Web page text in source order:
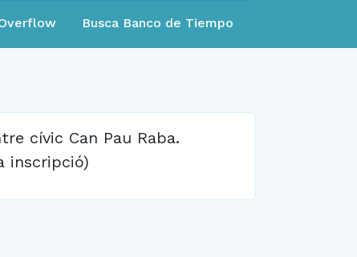
Busca Banco de Tiempo
cívic Can Pau Raba.
inscripció)